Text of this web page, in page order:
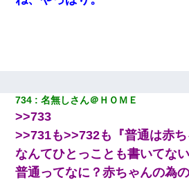
していて…』私「！？」→ 翌日。ママ友
【考察】兄嫁急死の1年後、兄が引越す
ら下着が入った引き出しの奥にとんでも
夫の友達がBBQを定期的に開催して夫
女性側のリーダーみたいな人に「BBQ
われて…
734 名無しさん＠ＨＯＭＥ
>>733
>>731も>>732も『普通は赤ち
なんてひとっことも書いてな
普通ってなに？赤ちゃんの為